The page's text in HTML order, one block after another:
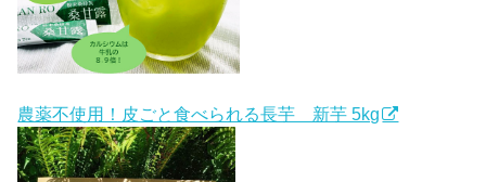
農薬不使用！皮ごと食べられる長芋 新芋 5kg